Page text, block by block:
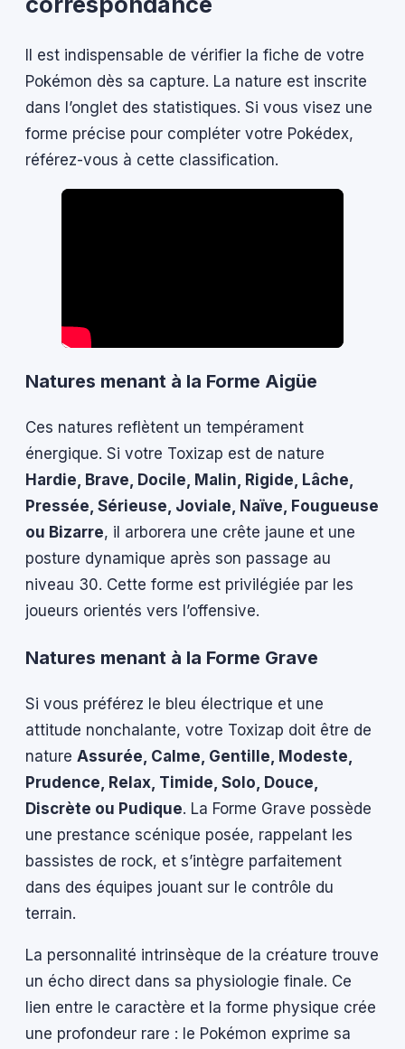
Il est indispensable de vérifier la fiche de votre
Pokémon dès sa capture. La nature est inscrite
dans l’onglet des statistiques. Si vous visez une
forme précise pour compléter votre Pokédex,
référez-vous à cette classification.
Natures menant à la Forme Aigüe
Ces natures reflètent un tempérament
énergique. Si votre Toxizap est de nature
Hardie, Brave, Docile, Malin, Rigide, Lâche,
Pressée, Sérieuse, Joviale, Naïve, Fougueuse
ou Bizarre, il arborera une crête jaune et une
posture dynamique après son passage au
niveau 30. Cette forme est privilégiée par les
joueurs orientés vers l’offensive.
Natures menant à la Forme Grave
Si vous préférez le bleu électrique et une
attitude nonchalante, votre Toxizap doit être de
nature Assurée, Calme, Gentille, Modeste,
Prudence, Relax, Timide, Solo, Douce,
Discrète ou Pudique. La Forme Grave possède
une prestance scénique posée, rappelant les
bassistes de rock, et s’intègre parfaitement
dans des équipes jouant sur le contrôle du
terrain.
La personnalité intrinsèque de la créature trouve
un écho direct dans sa physiologie finale. Ce
lien entre le caractère et la forme physique crée
une profondeur rare : le Pokémon exprime sa